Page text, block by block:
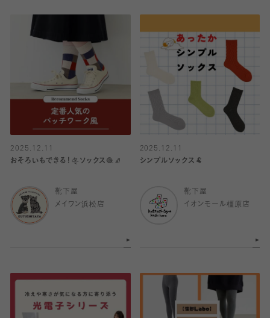
2025.12.11
おそろいもできる！冬ソックス🧶🧦
靴下屋
メイワン浜松店
2025.12.11
シンプルソックス🐏
靴下屋
イオンモール橿原店